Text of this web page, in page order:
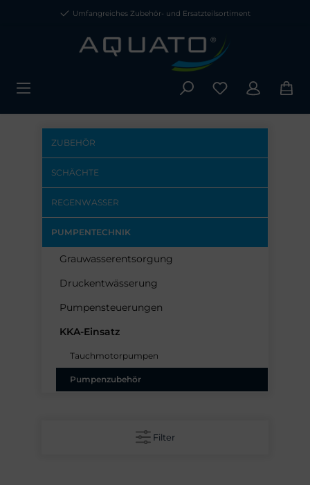
Umfangreiches Zubehör- und Ersatzteilsortiment
ZUBEHÖR
SCHÄCHTE
REGENWASSER
PUMPENTECHNIK
Grauwasserentsorgung
Druckentwässerung
Pumpensteuerungen
KKA-Einsatz
Tauchmotorpumpen
Pumpenzubehör
Filter